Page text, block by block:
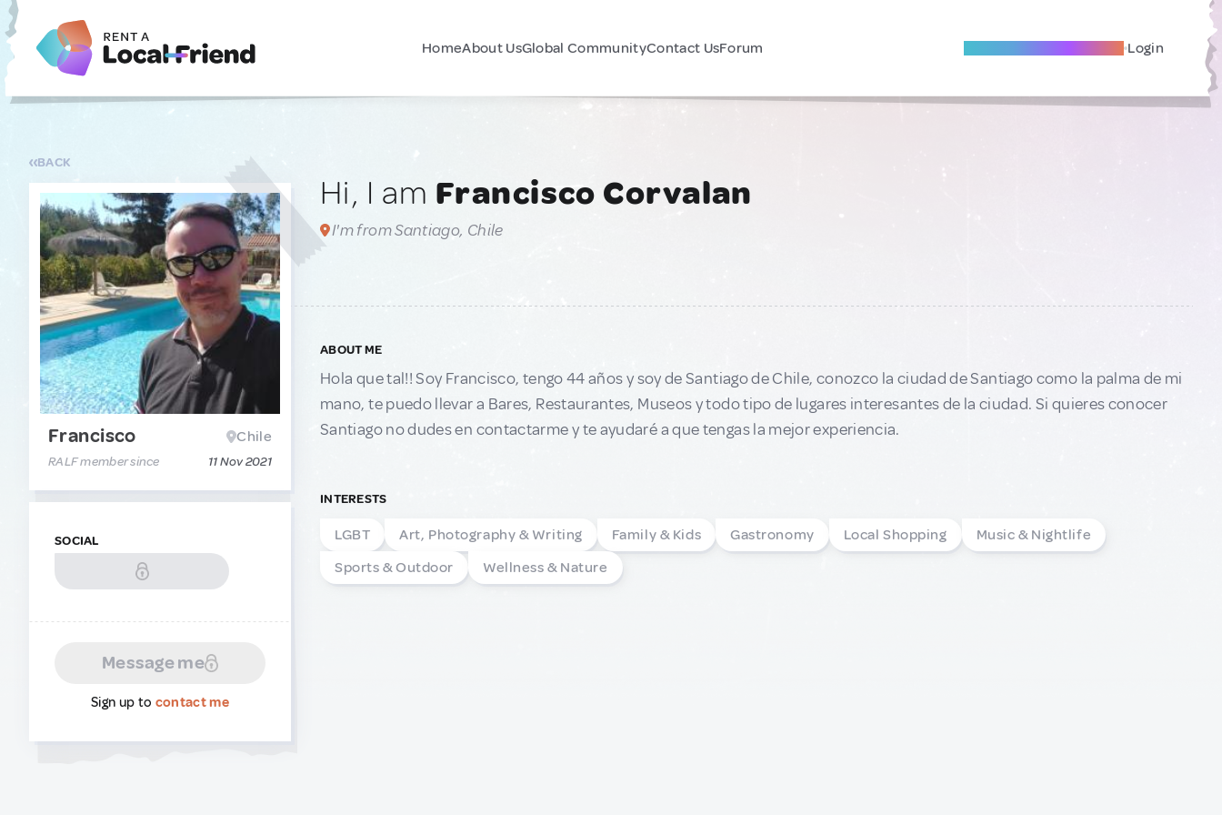
HomeAbout UsGlobal CommunityContact UsForum Become A Local Friend Login
BACK
Francisco Chile
RALF member since 11 Nov 2021
SOCIAL
Message me
Sign up to contact me
Hi, I am Francisco Corvalan
I'm from Santiago, Chile
ABOUT ME
Hola que tal!! Soy Francisco, tengo 44 años y soy de Santiago de Chile, conozco la ciudad de Santiago como la palma de mi
mano, te puedo llevar a Bares, Restaurantes, Museos y todo tipo de lugares interesantes de la ciudad. Si quieres conocer
Santiago no dudes en contactarme y te ayudaré a que tengas la mejor experiencia.
INTERESTS
LGBT Art, Photography & Writing Family & Kids Gastronomy Local Shopping
Music & Nightlife
Sports & Outdoor
Wellness & Nature